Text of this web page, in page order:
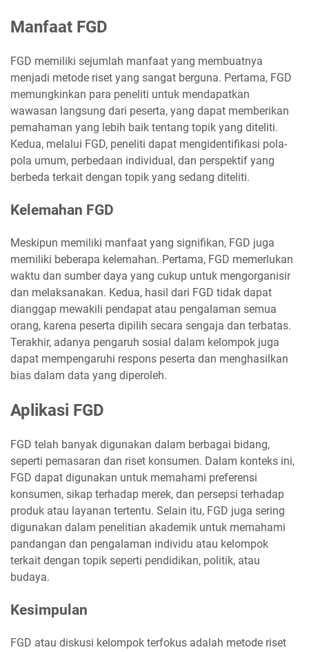
Manfaat FGD
FGD memiliki sejumlah manfaat yang membuatnya
menjadi metode riset yang sangat berguna. Pertama, FGD
memungkinkan para peneliti untuk mendapatkan
wawasan langsung dari peserta, yang dapat memberikan
pemahaman yang lebih baik tentang topik yang diteliti.
Kedua, melalui FGD, peneliti dapat mengidentifikasi pola-
pola umum, perbedaan individual, dan perspektif yang
berbeda terkait dengan topik yang sedang diteliti.
Kelemahan FGD
Meskipun memiliki manfaat yang signifikan, FGD juga
memiliki beberapa kelemahan. Pertama, FGD memerlukan
waktu dan sumber daya yang cukup untuk mengorganisir
dan melaksanakan. Kedua, hasil dari FGD tidak dapat
dianggap mewakili pendapat atau pengalaman semua
orang, karena peserta dipilih secara sengaja dan terbatas.
Terakhir, adanya pengaruh sosial dalam kelompok juga
dapat mempengaruhi respons peserta dan menghasilkan
bias dalam data yang diperoleh.
Aplikasi FGD
FGD telah banyak digunakan dalam berbagai bidang,
seperti pemasaran dan riset konsumen. Dalam konteks ini,
FGD dapat digunakan untuk memahami preferensi
konsumen, sikap terhadap merek, dan persepsi terhadap
produk atau layanan tertentu. Selain itu, FGD juga sering
digunakan dalam penelitian akademik untuk memahami
pandangan dan pengalaman individu atau kelompok
terkait dengan topik seperti pendidikan, politik, atau
budaya.
Kesimpulan
FGD atau diskusi kelompok terfokus adalah metode riset